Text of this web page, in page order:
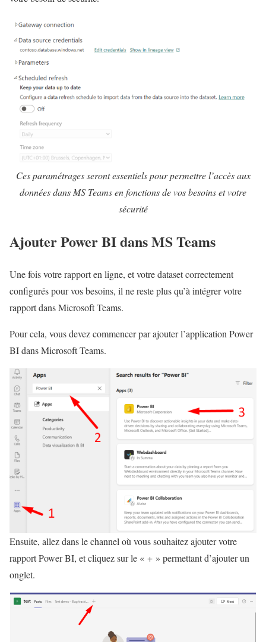
Ces paramétrages seront essentiels pour permettre l’accès aux
données dans MS Teams en fonctions de vos besoins et votre
sécurité
Ajouter Power BI dans MS Teams
Une fois votre rapport en ligne, et votre dataset correctement
configurés pour vos besoins, il ne reste plus qu’à intégrer votre
rapport dans Microsoft Teams.
Pour cela, vous devez commencer par ajouter l’application Power
BI dans Microsoft Teams.
Ensuite, allez dans le channel où vous souhaitez ajouter votre
rapport Power BI, et cliquez sur le « + » permettant d’ajouter un
onglet.